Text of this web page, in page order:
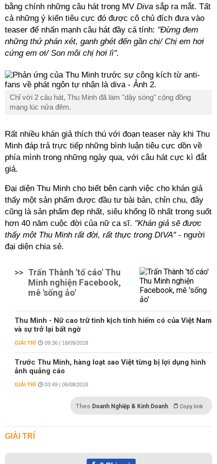
bằng chính những câu hát trong MV Diva sắp ra mắt. Tất
cả những ý kiến tiêu cực đó được cô chủ đích đưa vào
teaser để nhấn mạnh câu hát đầy cá tính: "Đừng đem
những thứ phán xét, ganh ghét đến gần chị/ Chị em hơi
cứng em ơi/ Son môi chị hơi lì".
Chỉ với 2 câu hát, Thu Minh đã làm "dậy sóng" cộng đồng
mạng lúc nửa đêm.
Rất nhiều khán giả thích thú với đoạn teaser này khi Thu
Minh đáp trả trực tiếp những bình luận tiêu cực dồn về
phía mình trong những ngày qua, với câu hát cực kì đắt
giá.
Đại diện Thu Minh cho biết bên cạnh việc cho khán giả
thấy một sản phẩm được đầu tư bài bản, chỉn chu, đây
cũng là sản phẩm đẹp nhất, siêu khổng lồ nhất trong suốt
hơn 40 năm cuộc đời của nữ ca sĩ. "Khán giả sẽ được
thấy một Thu Minh rất đời, rất thực trong DIVA" - người
đại diện chia sẻ.
>> Trấn Thành 'tố cáo' Thu
Minh nghiện Facebook,
mê 'sống ảo'
Thu Minh - Nữ cao trữ tình kịch tính hiếm có của Việt Nam
và sự trở lại bất ngờ
GIẢI TRÍ 09:36 | 18/09/2018
Trước Thu Minh, hàng loạt sao Việt từng bị lợi dụng hình
ảnh quảng cáo
GIẢI TRÍ 03:49 | 06/08/2018
Theo Doanh Nghiệp & Kinh Doanh Copy link
GIẢI TRÍ